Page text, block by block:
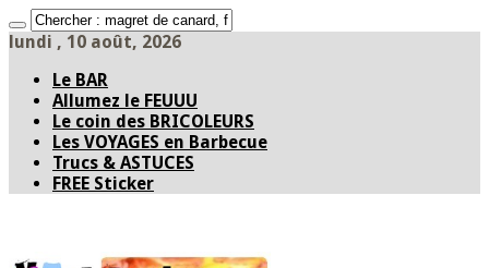
lundi , 10 août, 2026
Le BAR
Allumez le FEUUU
Le coin des BRICOLEURS
Les VOYAGES en Barbecue
Trucs & ASTUCES
FREE Sticker